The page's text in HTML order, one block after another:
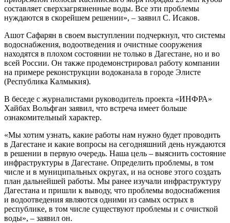
составляет сверхзагрязненные воды. Все эти проблемы
нуждаются в скорейшем решении», – заявил С. Исаков.
Ашот Сафарян в своем выступлении подчеркнул, что системы
водоснабжения, водоотведения и очистные сооружения
находятся в плохом состоянии не только в Дагестане, но и во
всей России. Он также продемонстрировал работу компании
на примере реконструкции водоканала в городе Элисте
(Республика Калмыкия).
В беседе с журналистами руководитель проекта «ИНФРА»
Хайбах Вольфган заявил, что встреча имеет больше
ознакомительный характер.
«Мы хотим узнать, какие работы нам нужно будет проводить
в Дагестане и какие вопросы на сегодняшний день нуждаются
в решении в первую очередь. Наша цель – выяснить состояние
инфраструктуры в Дагестане. Определить проблемы, в том
числе и в муниципальных округах, и на основе этого создать
план дальнейшей работы. Мы ранее изучали инфраструктуру
Дагестана и пришли к выводу, что проблемы водоснабжения
и водоотведения являются одними из самых острых в
республике, в том числе существуют проблемы и с очисткой
воды», – заявил он.